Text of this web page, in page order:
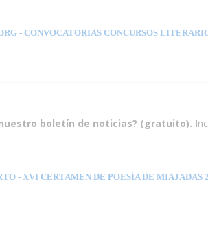
- CONVOCATORIAS CONCURSOS
boletín de noticias? (gratuito).
- XVI CERTAMEN DE POESÍA DE MIAJADAS